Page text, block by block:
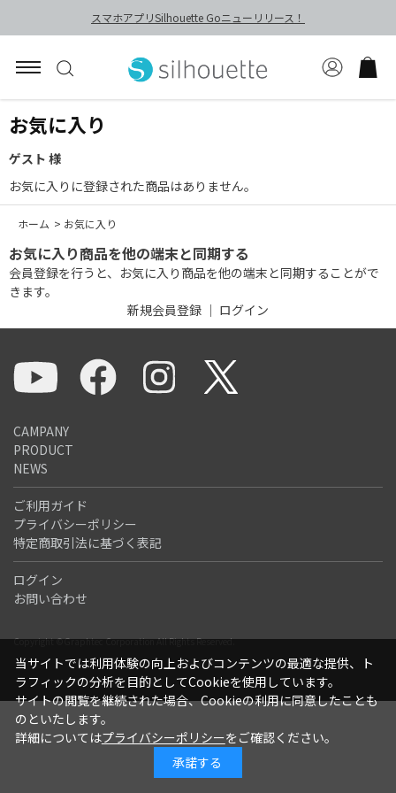
スマホアプリSilhouette Goニューリリース！
お気に入り
ゲスト 様
お気に入りに登録された商品はありません。
ホーム > お気に入り
お気に入り商品を他の端末と同期する
会員登録を行うと、お気に入り商品を他の端末と同期することがで
きます。
新規会員登録 ｜ ログイン
CAMPANY
PRODUCT
NEWS
ご利用ガイド
プライバシーポリシー
特定商取引法に基づく表記
ログイン
お問い合わせ
Copyright ©Graphtec Corporation All Rights Reserved.
当サイトでは利用体験の向上およびコンテンツの最適な提供、ト
ラフィックの分析を目的としてCookieを使用しています。
サイトの閲覧を継続された場合、Cookieの利用に同意したことも
のといたします。
詳細についてはプライバシーポリシーをご確認ください。
承諾する